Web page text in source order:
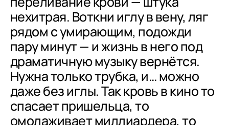
нехитрая. Воткни иглу в вену, ляг
рядом с умирающим, подожди
пару минут — и жизнь в него под
драматичную музыку вернётся.
Нужна только трубка, и… можно
даже без иглы. Так кровь в кино то
спасает пришельца, то
омолаживает миллиардера, то